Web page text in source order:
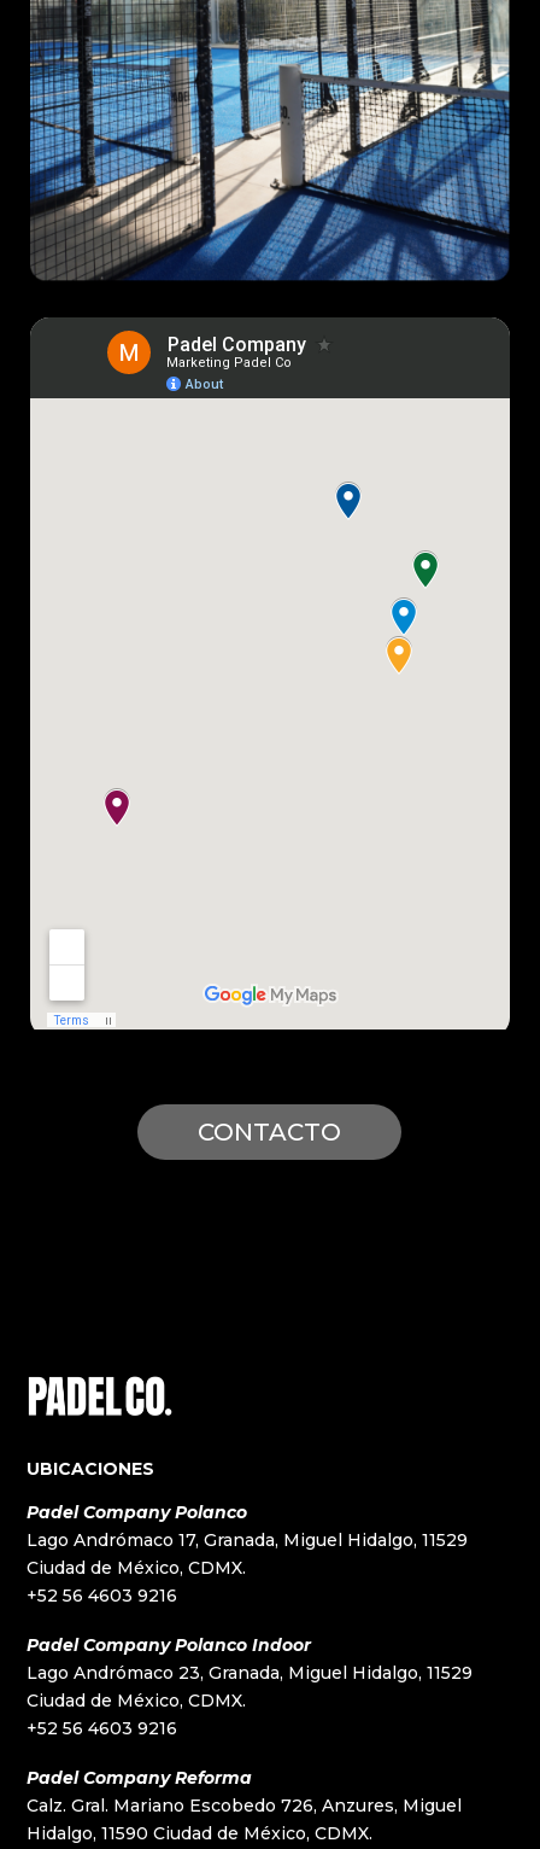
CONTACTO
UBICACIONES
Padel Company Polanco
Lago Andrómaco 17, Granada, Miguel Hidalgo, 11529
Ciudad de México, CDMX.
+52 56 4603 9216
Padel Company Polanco Indoor
Lago Andrómaco 23, Granada, Miguel Hidalgo, 11529
Ciudad de México, CDMX.
+52 56 4603 9216
Padel Company Reforma
Calz. Gral. Mariano Escobedo 726, Anzures, Miguel
Hidalgo, 11590 Ciudad de México, CDMX.